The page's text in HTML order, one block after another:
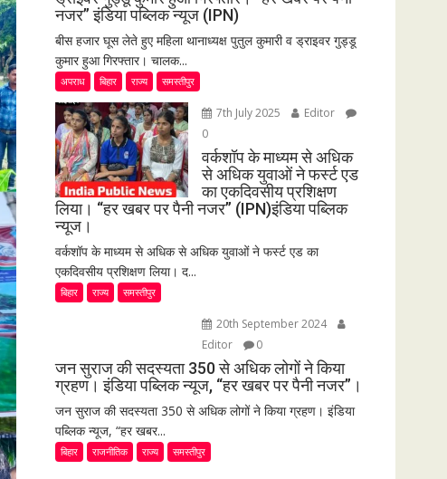
नजर” इंडिया पब्लिक न्यूज (IPN)
बीस हजार घूस लेते हुए महिला थानाध्यक्ष पुतुल कुमारी व ड्राइवर गुड्डू
कुमार हुआ गिरफ्तार। चालक...
अपराध बिहार राज्य समस्तीपुर
7th July 2025
Editor
0
वर्कशॉप के माध्यम से अधिक
से अधिक युवाओं ने फर्स्ट एड
का एकदिवसीय प्रशिक्षण
लिया। “हर खबर पर पैनी नजर” (IPN)इंडिया पब्लिक
न्यूज।
वर्कशॉप के माध्यम से अधिक से अधिक युवाओं ने फर्स्ट एड का
एकदिवसीय प्रशिक्षण लिया। द...
बिहार राज्य समस्तीपुर
20th September 2024
Editor
0
जन सुराज की सदस्यता 350 से अधिक लोगों ने किया
ग्रहण। इंडिया पब्लिक न्यूज, “हर खबर पर पैनी नजर”।
जन सुराज की सदस्यता 350 से अधिक लोगों ने किया ग्रहण। इंडिया
पब्लिक न्यूज, “हर खबर...
बिहार राजनीतिक राज्य समस्तीपुर